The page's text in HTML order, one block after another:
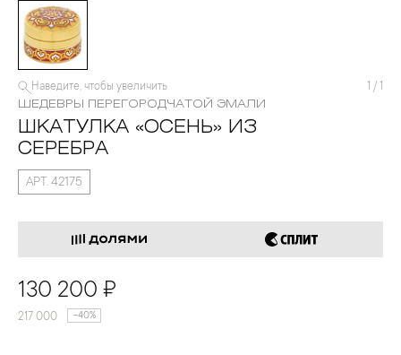
Наведите, чтобы увеличить 1 / 1
ШЕДЕВРЫ ПЕРЕГОРОДЧАТОЙ ЭМАЛИ
ШКАТУЛКА «ОСЕНЬ» ИЗ
СЕРЕБРА
АРТ. 42175
130 200 ₽
217 000 -40%